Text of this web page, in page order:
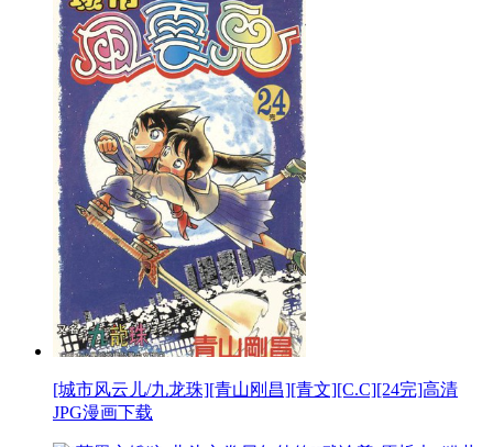
[城市风云儿/九龙珠][青山刚昌][青文][C.C][24完]高清
JPG漫画下载